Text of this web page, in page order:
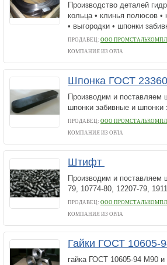
Производство деталей
кольца • клинья полюсов
• выгородки • шпонки
ПРОДАВЕЦ: ООО
КОМПАНИЯ ИЗ ОРЛА
Шпонка ГОСТ
Производим и поставляем
шпонки забивные и шпонки
ПРОДАВЕЦ: ООО
КОМПАНИЯ ИЗ ОРЛА
Штифт
Производим и поставляем
79, 10774-80, 12207-79,
ПРОДАВЕЦ: ООО
КОМПАНИЯ ИЗ ОРЛА
Гайки ГОСТ 10605-
гайка ГОСТ 10605-94 М90